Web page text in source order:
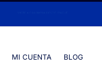
MI CUENTA BLOG